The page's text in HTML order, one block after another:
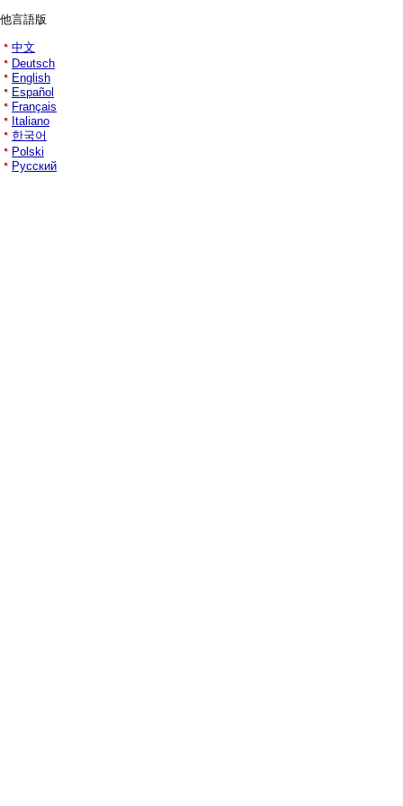
他言語版
中文
Deutsch
English
Español
Français
Italiano
한국어
Polski
Русский